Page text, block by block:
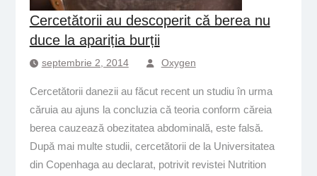
Cercetătorii au descoperit că berea nu
duce la apariția burții
septembrie 2, 2014 Oxygen
Cercetătorii danezii au făcut recent un studiu în urma
căruia au ajuns la concluzia că teoria conform căreia
berea cauzează obezitatea abdominală, este falsă.
După mai multe studii, cercetătorii de la Universitatea
din Copenhaga au declarat, potrivit revistei Nutrition